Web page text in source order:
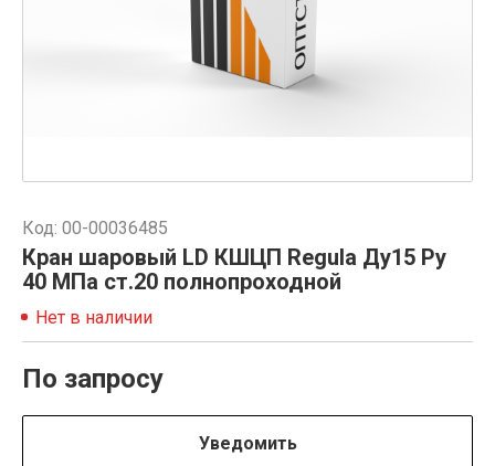
Код: 00-00036485
Кран шаровый LD КШЦП Regula Ду15 Ру
40 МПа ст.20 полнопроходной
Нет в наличии
По запросу
Уведомить